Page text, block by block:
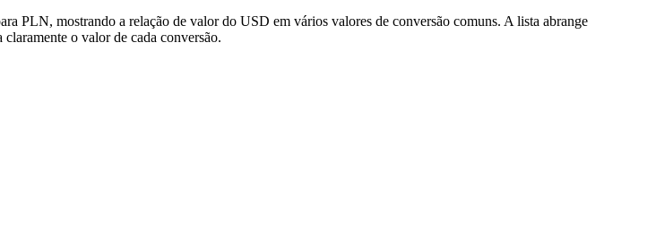
PLN, mostrando a relação de valor do USD em vários valores de conversão comuns. A lista abrange
o valor de cada conversão.